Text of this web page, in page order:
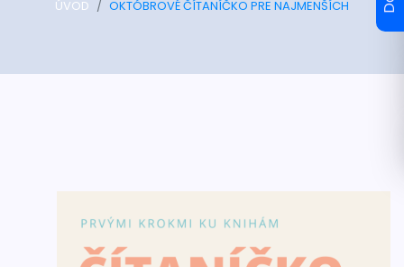
ÚVOD OKTÓBROVÉ ČÍTANÍČKO PRE NAJMENŠÍCH